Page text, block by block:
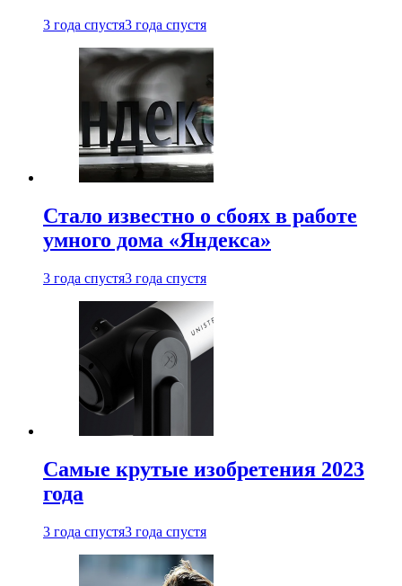
3 года спустя3 года спустя
Стало известно о сбоях в работе
умного дома «Яндекса»
3 года спустя3 года спустя
Самые крутые изобретения 2023
года
3 года спустя3 года спустя